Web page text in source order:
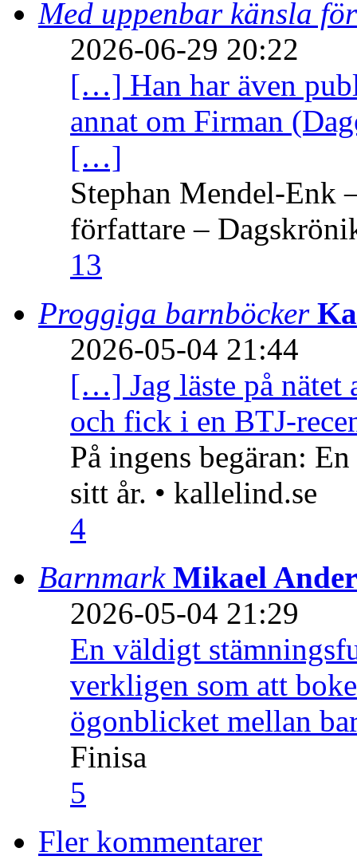
Med uppenbar känsla
2026-06-29 20:22
[…] Han har även
annat om Firman
[…]
Stephan Mendel-Enk
författare –
13
Proggiga barnböcker
2026-05-04 21:44
[…] Jag läste på nätet
och fick i en BTJ-
På ingens begäran:
sitt år. • kallelind.se
4
Barnmark Mikael
2026-05-04 21:29
En väldigt
verkligen som att
ögonblicket mellan
Finisa
5
Fler kommentarer